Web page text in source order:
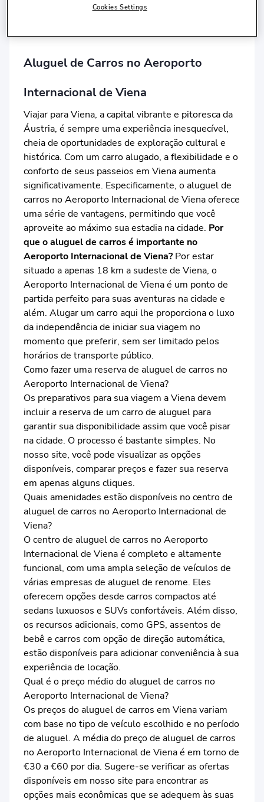
Aluguel de Carros no Aeroporto
Internacional de Viena
Viajar para Viena, a capital vibrante e pitoresca da
Áustria, é sempre uma experiência inesquecível,
cheia de oportunidades de exploração cultural e
histórica. Com um carro alugado, a flexibilidade e o
conforto de seus passeios em Viena aumenta
significativamente. Especificamente, o aluguel de
carros no Aeroporto Internacional de Viena oferece
uma série de vantagens, permitindo que você
aproveite ao máximo sua estadia na cidade. Por
que o aluguel de carros é importante no
Aeroporto Internacional de Viena? Por estar
situado a apenas 18 km a sudeste de Viena, o
Aeroporto Internacional de Viena é um ponto de
partida perfeito para suas aventuras na cidade e
além. Alugar um carro aqui lhe proporciona o luxo
da independência de iniciar sua viagem no
momento que preferir, sem ser limitado pelos
horários de transporte público.
Como fazer uma reserva de aluguel de carros no
Aeroporto Internacional de Viena?
Os preparativos para sua viagem a Viena devem
incluir a reserva de um carro de aluguel para
garantir sua disponibilidade assim que você pisar
na cidade. O processo é bastante simples. No
nosso site, você pode visualizar as opções
disponíveis, comparar preços e fazer sua reserva
em apenas alguns cliques.
Quais amenidades estão disponíveis no centro de
aluguel de carros no Aeroporto Internacional de
Viena?
O centro de aluguel de carros no Aeroporto
Internacional de Viena é completo e altamente
funcional, com uma ampla seleção de veículos de
várias empresas de aluguel de renome. Eles
oferecem opções desde carros compactos até
sedans luxuosos e SUVs confortáveis. Além disso,
os recursos adicionais, como GPS, assentos de
bebê e carros com opção de direção automática,
estão disponíveis para adicionar conveniência à sua
experiência de locação.
Qual é o preço médio do aluguel de carros no
Aeroporto Internacional de Viena?
Os preços do aluguel de carros em Viena variam
com base no tipo de veículo escolhido e no período
de aluguel. A média do preço de aluguel de carros
no Aeroporto Internacional de Viena é em torno de
€30 a €60 por dia. Sugere-se verificar as ofertas
disponíveis em nosso site para encontrar as
opções mais econômicas que se adequem às suas
Cookies Settings